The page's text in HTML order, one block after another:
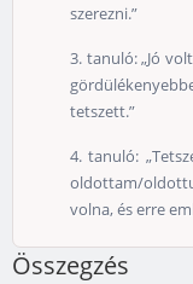
szerezni.”
3. tanuló: „Jó
tetszett.”
4. tanuló:
oldottam/
volna, és erre
Összegzés